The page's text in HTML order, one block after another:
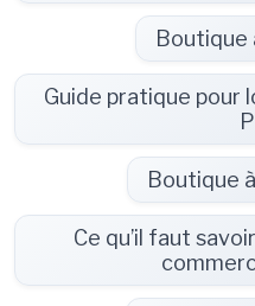
Boutique
Guide pratique pour
Boutique
Ce qu’il faut